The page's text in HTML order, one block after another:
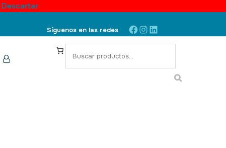
Descartar
Síguenos en las redes Facebook
Instagram
LinkedIn
S